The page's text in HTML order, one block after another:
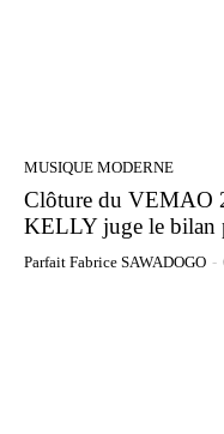
MUSIQUE MODERNE
Clôture du VEMAO
KELLY juge le bilan
Parfait Fabrice SAWADOGO -